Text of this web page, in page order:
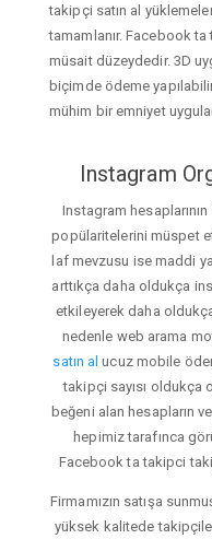
takipçi satın al
tamamlanır. Facebook
müsait düzeydedir. 3D
biçimde ödeme
mühim bir emniyet
Instagram
Instagram
popülaritelerini müspet
laf mevzusu ise maddi
arttıkça daha oldukça
etkileyerek daha
nedenle web arama
satın al ucuz mobile
takipçi sayısı oldukça
beğeni alan hesapların
hepimiz tarafınca
Facebook ta takipci
Firmamızın satışa
yüksek kalitede